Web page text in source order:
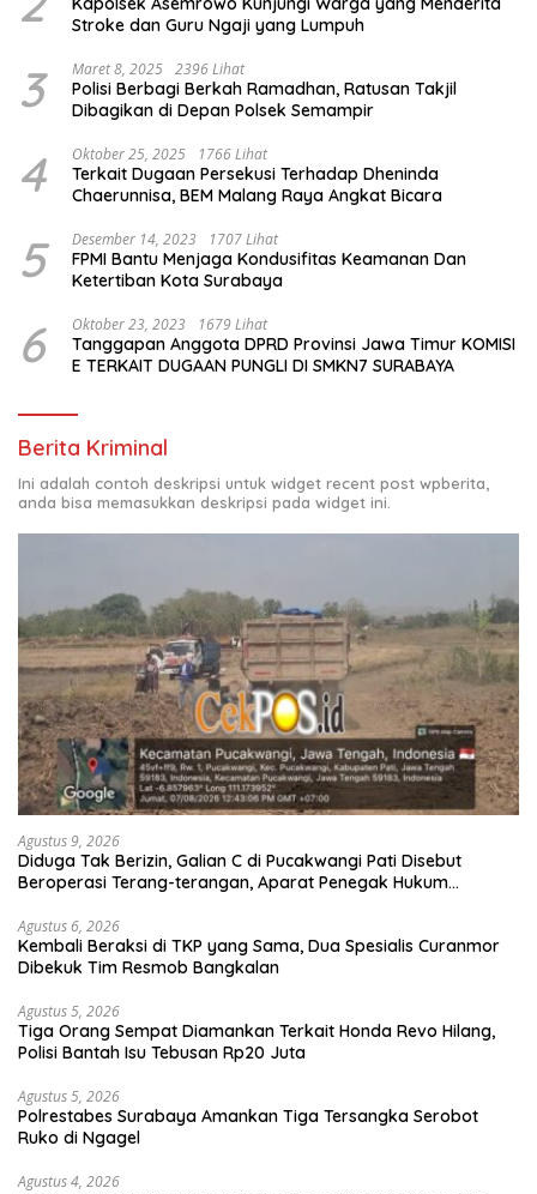
Stroke dan Guru Ngaji yang Lumpuh
3 Maret 8, 2025 2396 Lihat
Polisi Berbagi Berkah Ramadhan, Ratusan Takjil
Dibagikan di Depan Polsek Semampir
4 Oktober 25, 2025 1766 Lihat
Terkait Dugaan Persekusi Terhadap Dheninda
Chaerunnisa, BEM Malang Raya Angkat Bicara
5 Desember 14, 2023 1707 Lihat
FPMI Bantu Menjaga Kondusifitas Keamanan Dan
Ketertiban Kota Surabaya
6 Oktober 23, 2023 1679 Lihat
Tanggapan Anggota DPRD Provinsi Jawa Timur KOMISI
E TERKAIT DUGAAN PUNGLI DI SMKN7 SURABAYA
Berita Kriminal
Ini adalah contoh deskripsi untuk widget recent post wpberita,
anda bisa memasukkan deskripsi pada widget ini.
Agustus 9, 2026
Diduga Tak Berizin, Galian C di Pucakwangi Pati Disebut
Beroperasi Terang-terangan, Aparat Penegak Hukum
Agustus 6, 2026
Kembali Beraksi di TKP yang Sama, Dua Spesialis Curanmor
Dibekuk Tim Resmob Bangkalan
Agustus 5, 2026
Tiga Orang Sempat Diamankan Terkait Honda Revo Hilang,
Polisi Bantah Isu Tebusan Rp20 Juta
Agustus 5, 2026
Polrestabes Surabaya Amankan Tiga Tersangka Serobot
Ruko di Ngagel
Agustus 4, 2026